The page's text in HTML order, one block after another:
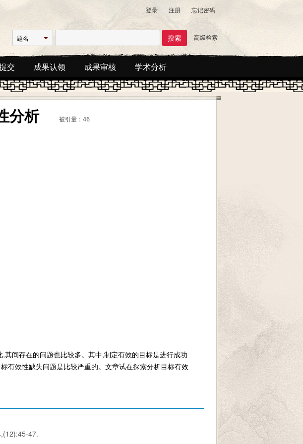
登录 注册 忘记密码
题名 高级检索
交 成果认领 成果审核 学术分析
性分析 被引量：46
间存在的问题也比较多。其中,制定有效的目标是进行成功
有效性缺失问题是比较严重的。文章试在探索分析目标有效
47.